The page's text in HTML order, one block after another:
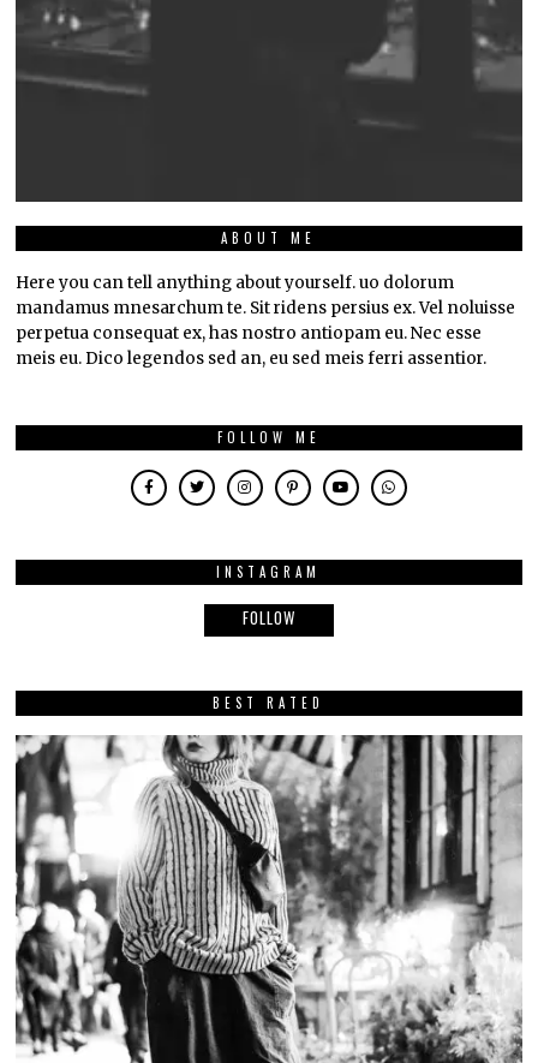
ABOUT ME
Here you can tell anything about yourself. uo dolorum
mandamus mnesarchum te. Sit ridens persius ex. Vel noluisse
perpetua consequat ex, has nostro antiopam eu. Nec esse
meis eu. Dico legendos sed an, eu sed meis ferri assentior.
FOLLOW ME
INSTAGRAM
FOLLOW
BEST RATED